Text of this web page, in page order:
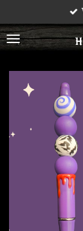
Hauptinhalt
springen